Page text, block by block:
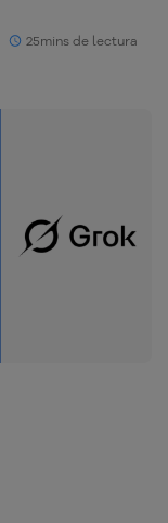
25mins de lectura